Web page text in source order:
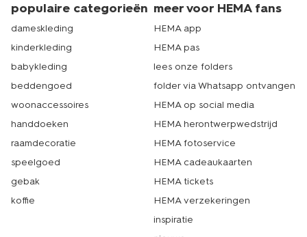
populaire categorieën
dameskleding
kinderkleding
babykleding
beddengoed
woonaccessoires
handdoeken
raamdecoratie
speelgoed
gebak
koffie
meer voor HEMA fans
HEMA app
HEMA pas
lees onze folders
folder via Whatsapp ontvangen
HEMA op social media
HEMA herontwerpwedstrijd
HEMA fotoservice
HEMA cadeaukaarten
HEMA tickets
HEMA verzekeringen
inspiratie